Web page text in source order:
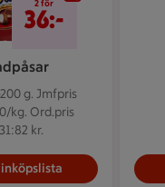
g. Jmfpris
kg. Ord.pris
kr.
2 för
36:-